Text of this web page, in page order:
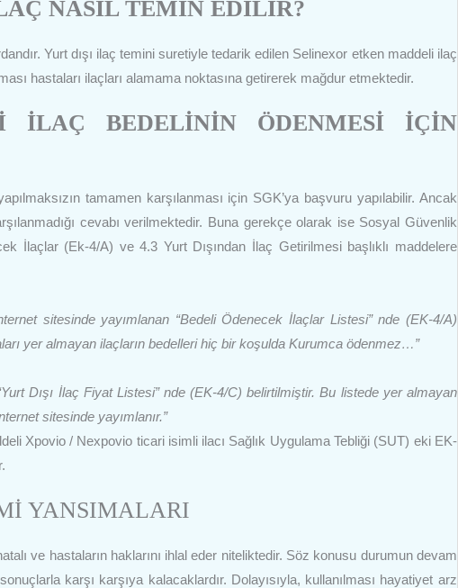
NASIL TEMİN EDİLİR?
Yurt dışı ilaç temini suretiyle tedarik edilen Selinexor etken maddeli ilaç
hastaları ilaçları alamama noktasına getirerek mağdur etmektedir.
İLAÇ BEDELİNİN ÖDENMESİ İÇİN
tamamen karşılanması için SGK’ya başvuru yapılabilir. Ancak
cevabı verilmektedir. Buna gerekçe olarak ise Sosyal Güvenlik
İlaçlar (Ek-4/A) ve 4.3 Yurt Dışından İlaç Getirilmesi başlıklı maddelere
sitesinde yayımlanan “Bedeli Ödenecek İlaçlar Listesi” nde (EK-4/A)
yer almayan ilaçların bedelleri hiç bir koşulda Kurumca ödenmez…”
Dışı İlaç Fiyat Listesi” nde (EK-4/C) belirtilmiştir. Bu listede yer almayan
sitesinde yayımlanır.”
Xpovio / Nexpovio ticari isimli ilacı Sağlık Uygulama Tebliği (SUT) eki EK-
YANSIMALARI
ve hastaların haklarını ihlal eder niteliktedir. Söz konusu durumun devam
karşı karşıya kalacaklardır. Dolayısıyla, kullanılması hayatiyet arz